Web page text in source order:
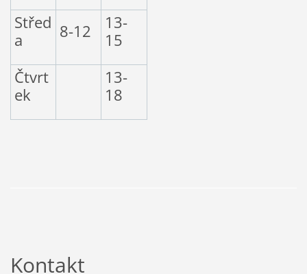
Střed
a
8-12
13-
15
Čtvrt
ek
13-
18
Kontakt